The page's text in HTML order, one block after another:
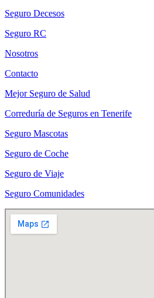
Seguro Decesos
Seguro RC
Nosotros
Contacto
Mejor Seguro de Salud
Correduría de Seguros en Tenerife
Seguro Mascotas
Seguro de Coche
Seguro de Viaje
Seguro Comunidades